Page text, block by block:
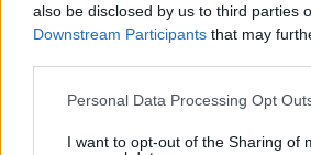
also be disclosed by us to third parties
Downstream Participants that may
Personal Data Processing Opt
I want to opt-out of the Sharing of